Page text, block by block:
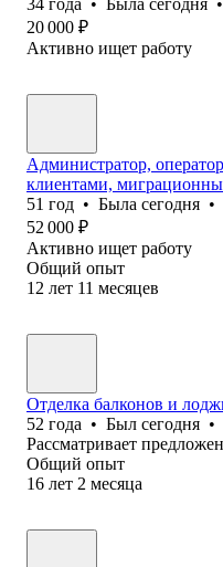
20 000 ₽
Активно ищет работу
Администратор,
клиентами,
51 год • Была сегодня •
52 000 ₽
Активно ищет работу
Общий опыт
12 лет 11 месяцев
Отделка балконов и
52 года • Был сегодня •
Рассматривает
Общий опыт
16 лет 2 месяца